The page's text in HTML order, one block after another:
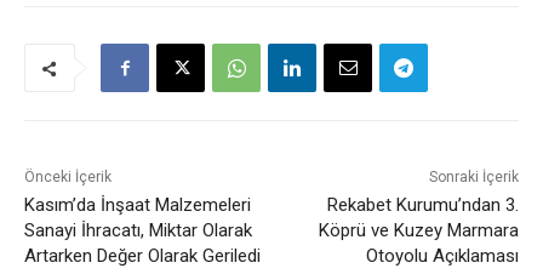
Önceki İçerik
Kasım’da İnşaat Malzemeleri
Sanayi İhracatı, Miktar Olarak
Artarken Değer Olarak Geriledi
Sonraki İçerik
Rekabet Kurumu’ndan 3.
Köprü ve Kuzey Marmara
Otoyolu Açıklaması